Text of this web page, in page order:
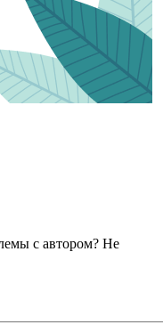
с автором? Не